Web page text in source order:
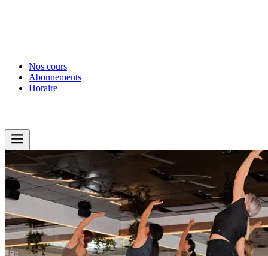
Nos cours
Abonnements
Horaire